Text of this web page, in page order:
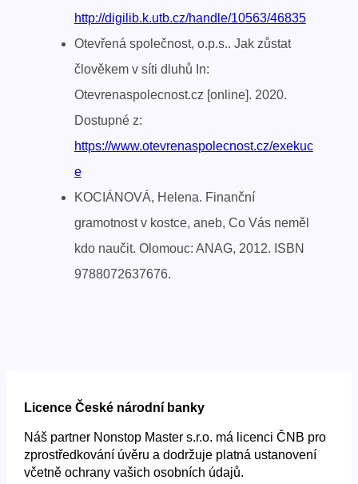
http://digilib.k.utb.cz/handle/10563/46835
Otevřená společnost, o.p.s.. Jak zůstat
člověkem v síti dluhů In:
Otevrenaspolecnost.cz [online]. 2020.
Dostupné z:
https://www.otevrenaspolecnost.cz/exekuc
e
KOCIÁNOVÁ, Helena. Finanční
gramotnost v kostce, aneb, Co Vás neměl
kdo naučit. Olomouc: ANAG, 2012. ISBN
9788072637676.
Licence České národní banky
Náš partner Nonstop Master s.r.o. má licenci ČNB pro
zprostředkování úvěru a dodržuje platná ustanovení
včetně ochrany vašich osobních údajů.